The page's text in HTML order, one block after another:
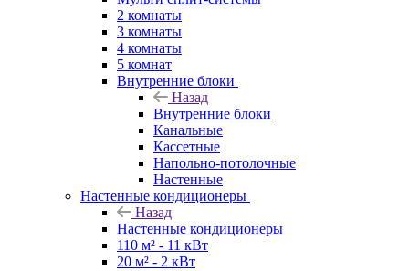
2 комнаты
3 комнаты
4 комнаты
5 комнат
Внутренние блоки
Назад
Внутренние блоки
Канальные
Кассетные
Напольно-потолочные
Настенные
Настенные кондиционеры
Назад
Настенные кондиционеры
110 м² - 11 кВт
20 м² - 2 кВт